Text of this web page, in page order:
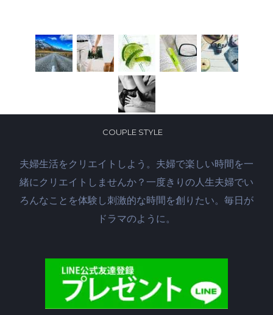
COUPLE STYLE
夫婦生活をクリエイトしよう。夫婦で楽しい時間を一
緒にクリエイトしませんか？一度きりの人生夫婦でい
ろんなことを体験し刺激的な時間を創りたい。毎日が
ドラマのように。